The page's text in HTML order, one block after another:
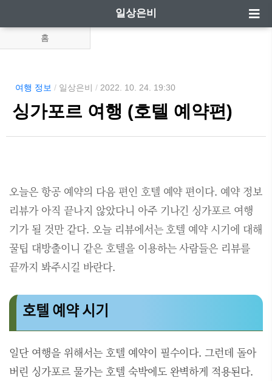
일상은비
홈
여행 정보 / 일상은비 / 2022. 10. 24. 19:30
싱가포르 여행 (호텔 예약편)
오늘은 항공 예약의 다음 편인 호텔 예약 편이다. 예약 정보
리뷰가 아직 끝나지 않았다니 아주 기나긴 싱가포르 여행
기가 될 것만 같다. 오늘 리뷰에서는 호텔 예약 시기에 대해
꿀팁 대방출이니 같은 호텔을 이용하는 사람들은 리뷰를
끝까지 봐주시길 바란다.
호텔 예약 시기
일단 여행을 위해서는 호텔 예약이 필수이다. 그런데 돌아
버린 싱가포르 물가는 호텔 숙박에도 완벽하게 적용된다.